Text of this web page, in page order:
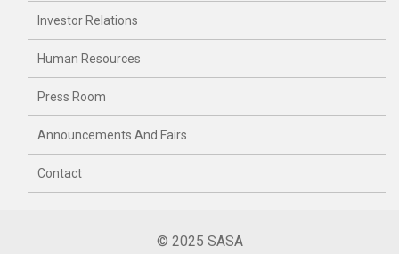
Investor Relations
Human Resources
Press Room
Announcements And Fairs
Contact
© 2025 SASA